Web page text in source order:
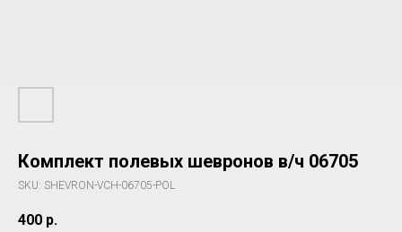
Комплект полевых шевронов в/ч 06705
SKU: SHEVRON-VCH-06705-POL
400 р.